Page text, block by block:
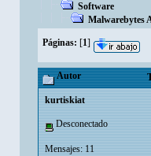
Software
Malwarebytes
Páginas: [1]
Autor
kurtiskiat
Desconectado
Mensajes: 11